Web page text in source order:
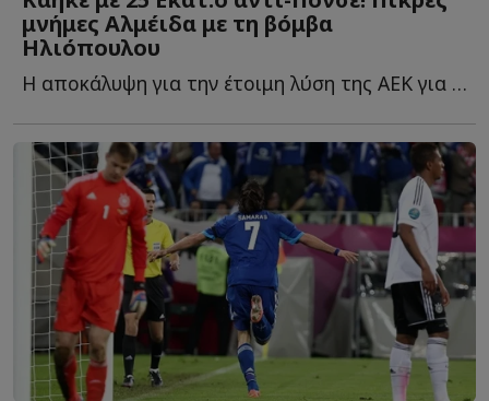
μνήμες Αλμέιδα με τη βόμβα
Ηλιόπουλου
Η αποκάλυψη για την έτοιμη λύση της ΑΕΚ για τον αντικαταστάτη τ...